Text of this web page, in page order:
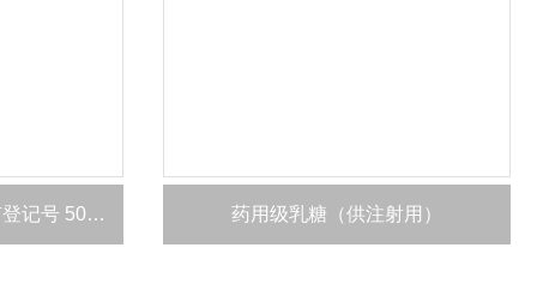
晋湘药用级二甲基亚砜 有登记号 500ml/瓶 药用级乳糖（供注射用）